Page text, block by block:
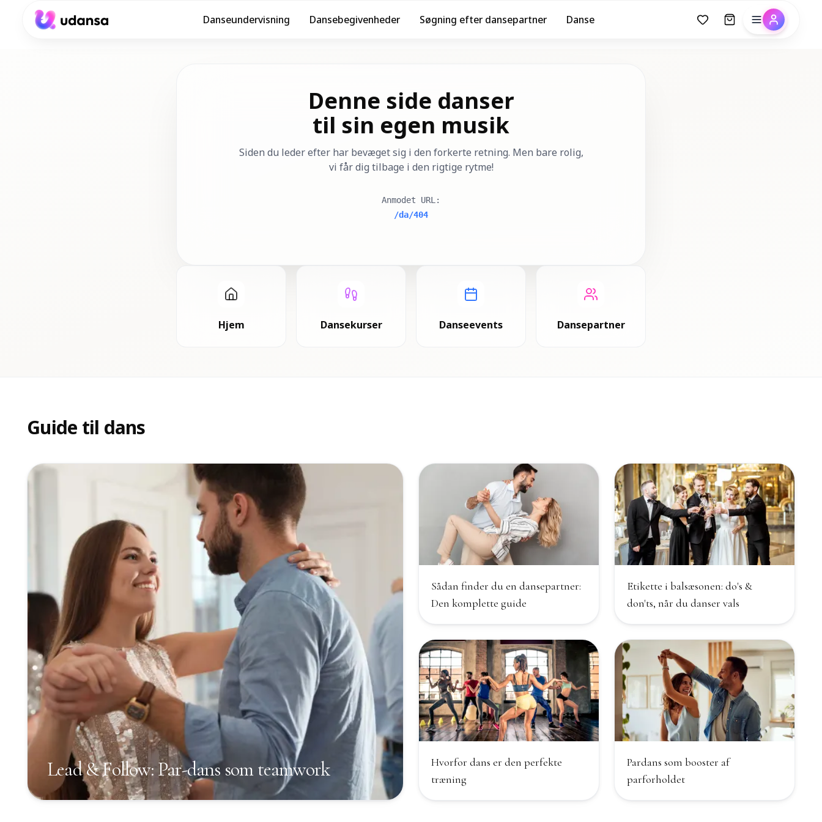
accessibility.skipToMainContent Danseundervisning Dansebegivenheder Søgning efter dansepartner Danse
Denne side danser
til sin egen musik
Siden du leder efter har bevæget sig i den forkerte retning. Men bare rolig,
vi får dig tilbage i den rigtige rytme!
Anmodet URL :
/da/404
Hjem Dansekurser Danseevents Dansepartner
Guide til dans
Lead & Follow: Par-dans som teamwork
Sådan finder du en dansepartner:
Den komplette guide
Etikette i balsæsonen: do's &
don'ts, når du danser vals
Hvorfor dans er den perfekte
træning
Pardans som booster af
parforholdet